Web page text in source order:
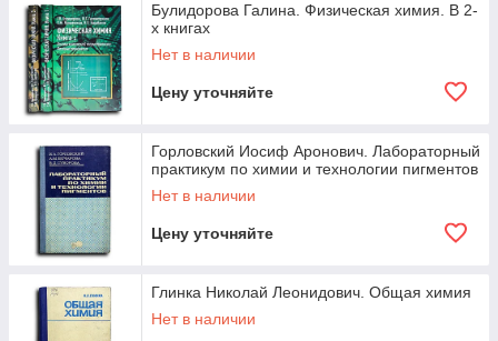
Булидорова Галина. Физическая химия. В 2-
х книгах
Нет в наличии
Цену уточняйте
Горловский Иосиф Аронович. Лабораторный
практикум по химии и технологии пигментов
Нет в наличии
Цену уточняйте
Глинка Николай Леонидович. Общая химия
Нет в наличии